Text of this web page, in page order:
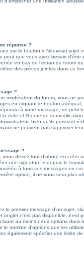
réponse ?
sur le bouton « Nouveau sujet
que vous ayez besoin
en bas de l’écran du forum
des pièces jointes dans ce
?
modérateur du forum, vous ne
en cliquant le bouton
à votre message, un petit
date et l’heure de la
bien qu’ils puissent
ne peuvent pas supprimer
?
devez tout d’abord en créer
une signature » depuis le
à tous vos messages en
option, il ne vous sera plus
le premier message d’un sujet,
n’est pas disponible, il est
au moins deux options
nombre d’options que les
également spécifier une limite